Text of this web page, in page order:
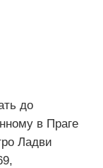
до
в Праге
Ладви